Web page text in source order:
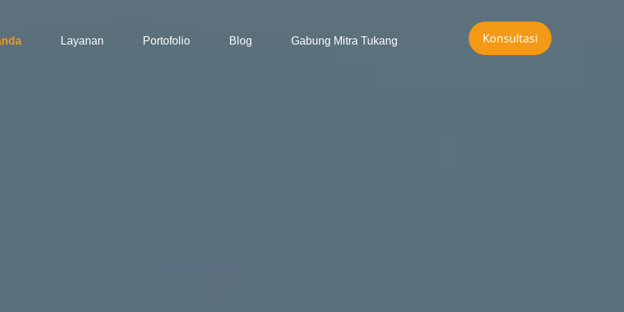
Layanan Portofolio Blog Gabung Mitra Tukang Konsultasi